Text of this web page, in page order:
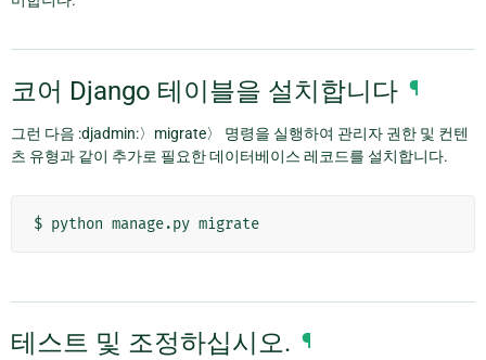
코어 Django 테이블을 설치합니다 ¶
그런 다음 :djadmin:〉migrate〉 명령을 실행하여 관리자 권한 및 컨텐
츠 유형과 같이 추가로 필요한 데이터베이스 레코드를 설치합니다.
테스트 및 조정하십시오. ¶